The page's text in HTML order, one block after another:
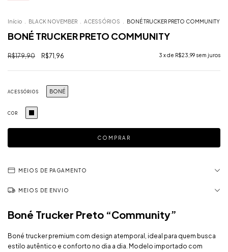
Início BLACK NOVEMBER ACESSÓRIOS BONÉ TRUCKER PRETO COMMUNITY
BONÉ TRUCKER PRETO COMMUNITY
R$179,90 R$71,96 3 x de R$23,99 sem juros
ACESSÓRIOS BONÉ
COR
MEIOS DE PAGAMENTO
MEIOS DE ENVIO
Boné Trucker Preto “Community”
Boné trucker premium com design atemporal, ideal para quem busca
estilo autêntico e conforto no dia a dia. Modelo importado com